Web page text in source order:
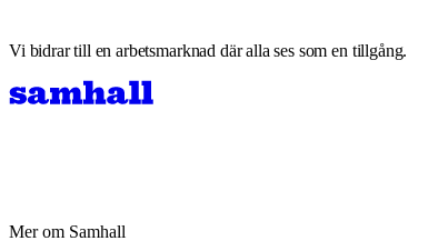
Vi bidrar till en arbetsmarknad där alla ses som en tillgång.
Mer om Samhall